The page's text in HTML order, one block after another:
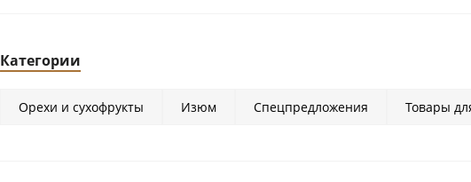
Категории
Орехи и сухофрукты Изюм Спецпредложения Товары